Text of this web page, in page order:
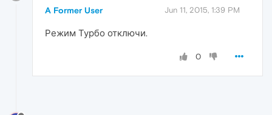
A Former User Jun 11, 2015, 1:39 PM
Режим Турбо отключи.
0